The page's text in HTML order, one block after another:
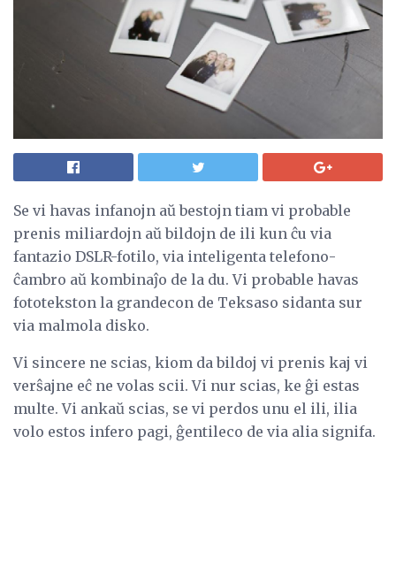
Se vi havas infanojn aŭ bestojn tiam vi probable
prenis miliardojn aŭ bildojn de ili kun ĉu via
fantazio DSLR-fotilo, via inteligenta telefono-
ĉambro aŭ kombinaĵo de la du. Vi probable havas
fototekston la grandecon de Teksaso sidanta sur
via malmola disko.
Vi sincere ne scias, kiom da bildoj vi prenis kaj vi
verŝajne eĉ ne volas scii. Vi nur scias, ke ĝi estas
multe. Vi ankaŭ scias, se vi perdos unu el ili, ilia
volo estos infero pagi, ĝentileco de via alia signifa.